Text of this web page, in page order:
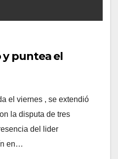
y puntea el
el viernes , se extendió
la disputa de tres
del lider
en…